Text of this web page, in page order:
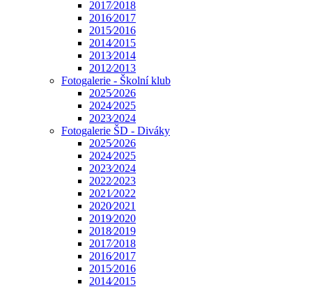
2017⁄2018
2016⁄2017
2015⁄2016
2014⁄2015
2013⁄2014
2012⁄2013
Fotogalerie - Školní klub
2025⁄2026
2024⁄2025
2023⁄2024
Fotogalerie ŠD - Diváky
2025⁄2026
2024⁄2025
2023⁄2024
2022⁄2023
2021⁄2022
2020⁄2021
2019⁄2020
2018⁄2019
2017⁄2018
2016⁄2017
2015⁄2016
2014⁄2015